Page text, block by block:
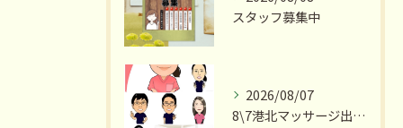
スタッフ募集中
2026/08/07
8\7港北マッサージ出勤スタッフ情報